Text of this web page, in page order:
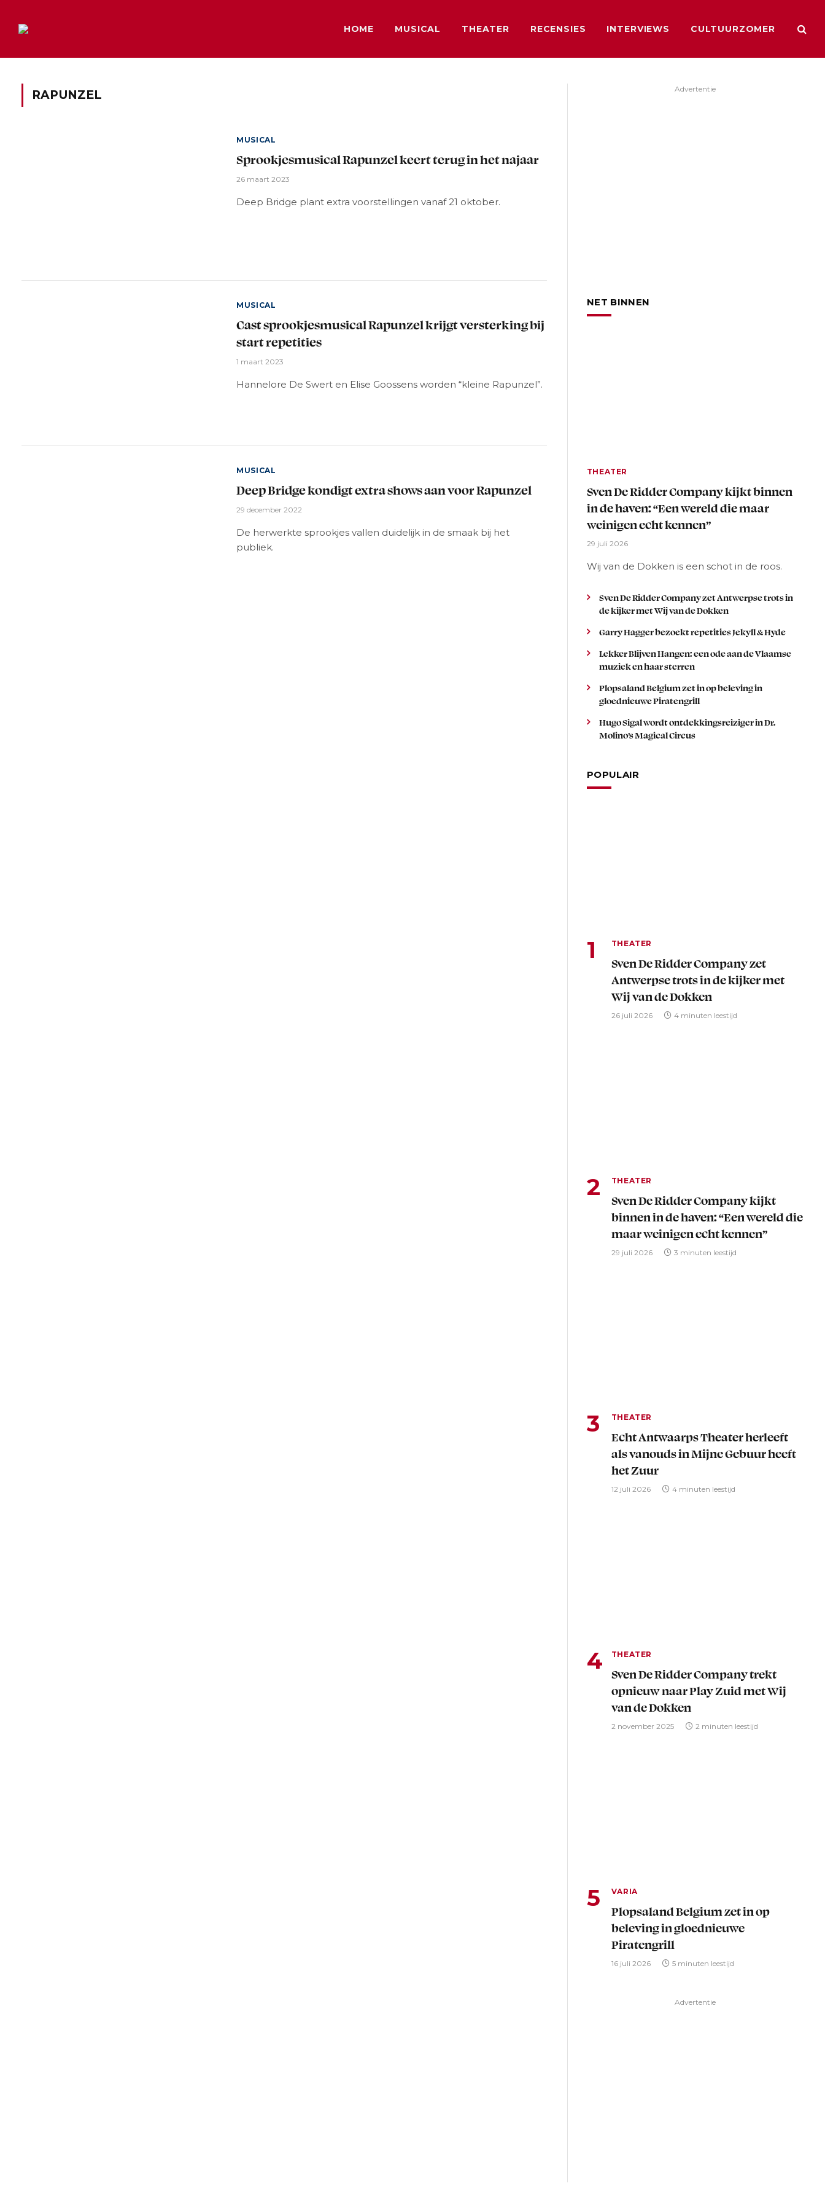
HOME MUSICAL THEATER RECENSIES INTERVIEWS CULTUURZOMER
RAPUNZEL
MUSICAL
Sprookjesmusical Rapunzel keert terug in het najaar
26 maart 2023
Deep Bridge plant extra voorstellingen vanaf 21 oktober.
MUSICAL
Cast sprookjesmusical Rapunzel krijgt versterking bij
start repetities
1 maart 2023
Hannelore De Swert en Elise Goossens worden “kleine Rapunzel”.
MUSICAL
Deep Bridge kondigt extra shows aan voor Rapunzel
29 december 2022
De herwerkte sprookjes vallen duidelijk in de smaak bij het
publiek.
Advertentie
NET BINNEN
THEATER
Sven De Ridder Company kijkt binnen
in de haven: “Een wereld die maar
weinigen echt kennen”
29 juli 2026
Wij van de Dokken is een schot in de roos.
Sven De Ridder Company zet Antwerpse trots in
de kijker met Wij van de Dokken
Garry Hagger bezoekt repetities Jekyll & Hyde
Lekker Blijven Hangen: een ode aan de Vlaamse
muziek en haar sterren
Plopsaland Belgium zet in op beleving in
gloednieuwe Piratengrill
Hugo Sigal wordt ontdekkingsreiziger in Dr.
Molino’s Magical Circus
POPULAIR
THEATER
Sven De Ridder Company zet
Antwerpse trots in de kijker met
Wij van de Dokken
26 juli 2026 4 minuten leestijd
THEATER
Sven De Ridder Company kijkt
binnen in de haven: “Een wereld die
maar weinigen echt kennen”
29 juli 2026 3 minuten leestijd
THEATER
Echt Antwaarps Theater herleeft
als vanouds in Mijne Gebuur heeft
het Zuur
12 juli 2026 4 minuten leestijd
THEATER
Sven De Ridder Company trekt
opnieuw naar Play Zuid met Wij
van de Dokken
2 november 2025 2 minuten leestijd
VARIA
Plopsaland Belgium zet in op
beleving in gloednieuwe
Piratengrill
16 juli 2026 5 minuten leestijd
Advertentie